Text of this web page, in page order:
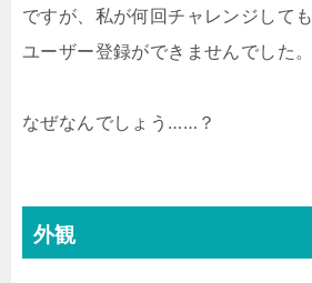
ですが、私が何回チャレンジしても
ユーザー登録ができませんでした。
なぜなんでしょう……？
外観